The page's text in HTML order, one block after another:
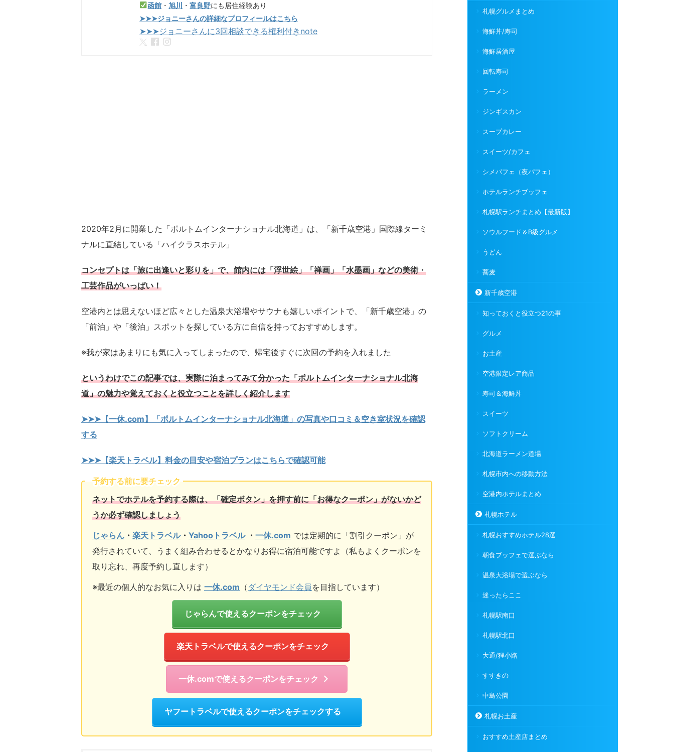
函館 ・旭川 ・富良野にも居住経験あり
➤➤➤ジョニーさんの詳細なプロフィールはこちら
➤➤➤ジョニーさんに3回相談できる権利付きnote
2020年2月に開業した「ポルトムインターナショナル北海道」は、「新千歳空港」国際線ターミ
ナルに直結している「ハイクラスホテル」
コンセプトは「旅に出逢いと彩りを」で、館内には「浮世絵」「禅画」「水墨画」などの美術・
工芸作品がいっぱい！
空港内とは思えないほど広々とした温泉大浴場やサウナも嬉しいポイントで、「新千歳空港」の
「前泊」や「後泊」スポットを探している方に自信を持っておすすめします。
※我が家はあまりにも気に入ってしまったので、帰宅後すぐに次回の予約を入れました
というわけでこの記事では、実際に泊まってみて分かった「ポルトムインターナショナル北海
道」の魅力や覚えておくと役立つことを詳しく紹介します
➤➤➤【一休.com】「ポルトムインターナショナル北海道」の写真や口コミ＆空き室状況を確認
する
➤➤➤【楽天トラベル】料金の目安や宿泊プランはこちらで確認可能
予約する前に要チェック
ネットでホテルを予約する際は、「確定ボタン」を押す前に「お得なクーポン」がないかど
うか必ず確認しましょう
じゃらん ・ 楽天トラベル・ Yahooトラベル・ 一休.com では定期的に「割引クーポン」が
発行されていて、うまく組み合わせるとかなりお得に宿泊可能ですよ（私もよくクーポンを
取り忘れ、再度予約し直します）
※最近の個人的なお気に入りは 一休.com （ ダイヤモンド会員 を目指しています）
じゃらんで使えるクーポンをチェック
楽天トラベルで使えるクーポンをチェック
一休.comで使えるクーポンをチェック
ヤフートラベルで使えるクーポンをチェックする
札幌グルメまとめ
海鮮丼/寿司
海鮮居酒屋
回転寿司
ラーメン
ジンギスカン
スープカレー
スイーツ/カフェ
シメパフェ（夜パフェ）
ホテルランチブッフェ
札幌駅ランチまとめ【最新版】
ソウルフード＆B級グルメ
うどん
蕎麦
新千歳空港
知っておくと役立つ21の事
グルメ
お土産
空港限定レア商品
寿司＆海鮮丼
スイーツ
ソフトクリーム
北海道ラーメン道場
札幌市内への移動方法
空港内ホテルまとめ
札幌ホテル
札幌おすすめホテル28選
朝食ブッフェで選ぶなら
温泉大浴場で選ぶなら
迷ったらここ
札幌駅南口
札幌駅北口
大通/狸小路
すすきの
中島公園
札幌お土産
おすすめ土産店まとめ